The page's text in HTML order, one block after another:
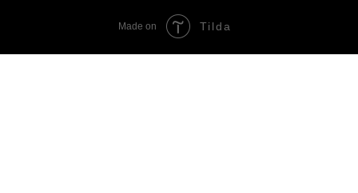
Made on Tilda